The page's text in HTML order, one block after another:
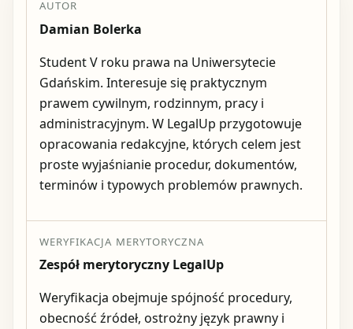
AUTOR
Damian Bolerka
Student V roku prawa na Uniwersytecie
Gdańskim. Interesuje się praktycznym
prawem cywilnym, rodzinnym, pracy i
administracyjnym. W LegalUp przygotowuje
opracowania redakcyjne, których celem jest
proste wyjaśnianie procedur, dokumentów,
terminów i typowych problemów prawnych.
WERYFIKACJA MERYTORYCZNA
Zespół merytoryczny LegalUp
Weryfikacja obejmuje spójność procedury,
obecność źródeł, ostrożny język prawny i